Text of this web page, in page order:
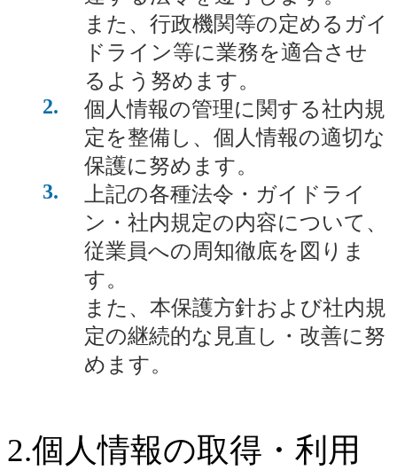
また、行政機関等の定めるガイ
ドライン等に業務を適合させ
るよう努めます。
2
個人情報の管理に関する社内規
定を整備し、個人情報の適切な
保護に努めます。
3
上記の各種法令・ガイドライ
ン・社内規定の内容について、
従業員への周知徹底を図りま
す。
また、本保護方針および社内規
定の継続的な見直し・改善に努
めます。
2.個人情報の取得・利用